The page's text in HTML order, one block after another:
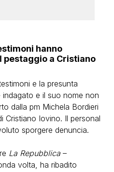
hanno
pestaggio a Cristiano
e la presunta
indagato e il suo nome non
dalla pm Michela Bordieri
Cristiano Iovino. Il personal
sporgere denuncia.
La Repubblica –
volta, ha ribadito